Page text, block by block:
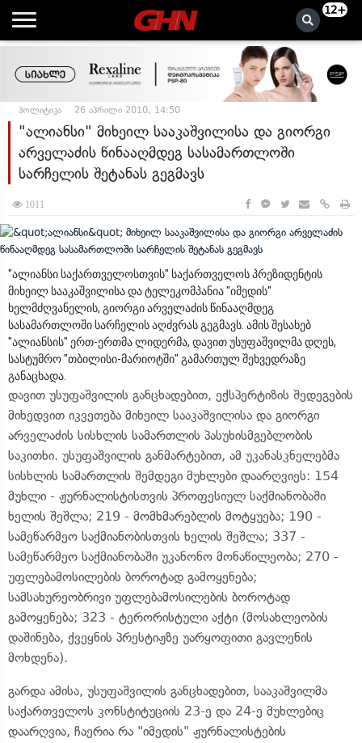
12+
პოლიტიკა 26 აპრილი 2010, 14:50
"ალიანსი" მიხეილ სააკაშვილისა და გიორგი
არველაძის წინააღმდეგ სასამართლოში
სარჩელის შეტანას გეგმავს
1011
"ალიანსი საქართველოსთვის" საქართველოს პრეზიდენტის
მიხეილ სააკაშვილისა და ტელეკომპანია "იმედის"
ხელმძღვანელის, გიორგი არველაძის წინააღმდეგ
სასამართლოში სარჩელის აღძვრას გეგმავს. ამის შესახებ
"ალიანსის" ერთ-ერთმა ლიდერმა, დავით უსუფაშვილმა დღეს,
სასტუმრო "თბილისი-მარიოტში" გამართულ შეხვედრაზე
განაცხადა.
დავით უსუფაშვილის განცხადებით, ექსპერტიზის შედეგების
მიხედვით იკვეთება მიხეილ სააკაშვილისა და გიორგი
არველაძის სისხლის სამართლის პასუხისმგებლობის
საკითხი. უსუფაშვილის განმარტებით, ამ უკანასკნელებმა
სისხლის სამართლის შემდეგი მუხლები დაარღვიეს: 154
მუხლი - ჟურნალისტისთვის პროფესიულ საქმიანობაში
ხელის შეშლა; 219 - მომხმარებლის მოტყუება; 190 -
სამეწარმეო საქმიანობისთვის ხელის შეშლა; 337 -
სამეწარმეო საქმიანობაში უკანონო მონაწილეობა; 270 -
უფლებამოსილების ბოროტად გამოყენება;
სამსახურეობრივი უფლებამოსილების ბოროტად
გამოყენება; 323 - ტერორისტული აქტი (მოსახლეობის
დაშინება, ქვეყნის პრესტიჟზე უარყოფითი გავლენის
მოხდენა).
გარდა ამისა, უსუფაშვილის განცხადებით, სააკაშვილმა
საქართველოს კონსტიტუციის 23-ე და 24-ე მუხლებიც
დაარღვია, ჩაერია რა "იმედის" ჟურნალისტების